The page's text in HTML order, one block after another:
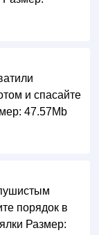
и спасайте
47.57Mb
порядок в
Размер: